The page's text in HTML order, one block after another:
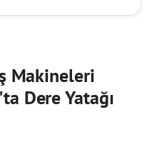
Makineleri
Dere Yatağı